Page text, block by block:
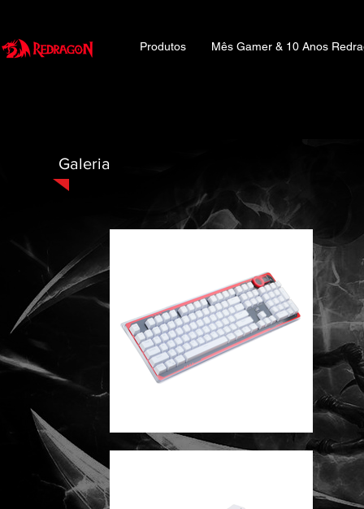
Produtos Mês Gamer & 10 Anos
Galeria